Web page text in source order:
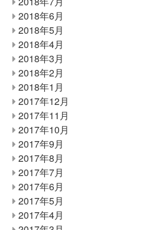
2018年6月
2018年5月
2018年4月
2018年3月
2018年2月
2018年1月
2017年12月
2017年11月
2017年10月
2017年9月
2017年8月
2017年7月
2017年6月
2017年5月
2017年4月